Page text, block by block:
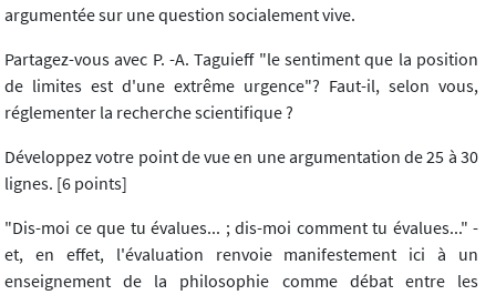
argumentée sur une question socialement vive.
Partagez-vous avec P. -A. Taguieff "le sentiment que la position
de limites est d'une extrême urgence"? Faut-il, selon vous,
réglementer la recherche scientifique ?
Développez votre point de vue en une argumentation de 25 à 30
lignes. [6 points]
"Dis-moi ce que tu évalues... ; dis-moi comment tu évalues..." -
et, en effet, l'évaluation renvoie manifestement ici à un
enseignement de la philosophie comme débat entre les